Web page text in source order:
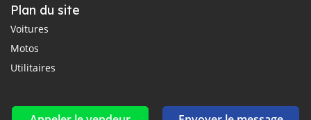
Plan du site
Voitures
Motos
Utilitaires